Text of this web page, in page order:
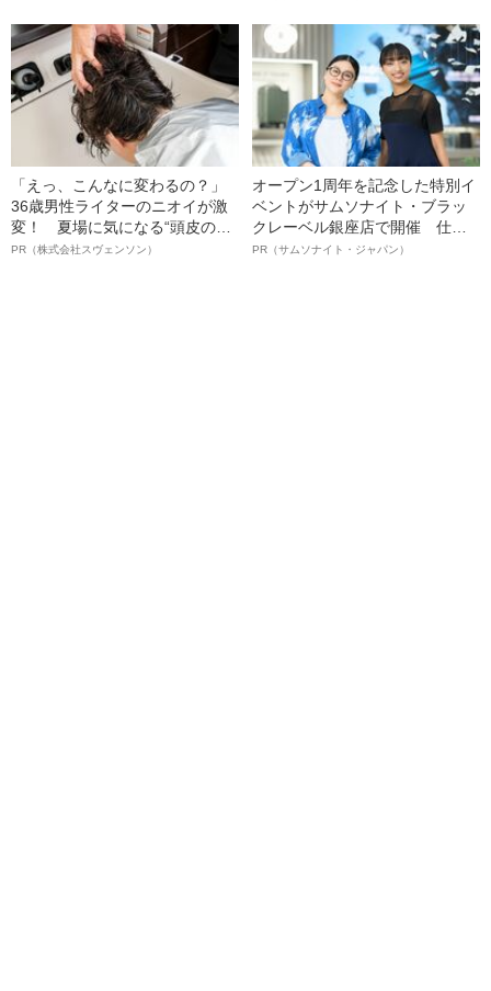
活
語る”《日本興収70億円突破》
「えっ、こんなに変わるの？」
36歳男性ライターのニオイが激
変！ 夏場に気になる“頭皮のニ
オイ”や“ベタつき”を解消す
PR（株式会社スヴェンソン）
オープン1周年を記念した特別イ
ベントがサムソナイト・ブラッ
クレーベル銀座店で開催 仕事
も人生も自分らしく～笑顔あふ
PR（サムソナイト・ジャパン）